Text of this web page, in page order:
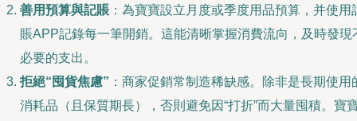
善用預算與記賬 ：為寶寶設立月度或季度用品預算，并使用
賬APP記錄每一筆開銷。這能清晰掌握消費流向，及時發現
必要的支出。
拒絕“囤貨焦慮” ：商家促銷常制造稀缺感。除非是長期使用
消耗品（且保質期長），否則避免因“打折”而大量囤積。寶